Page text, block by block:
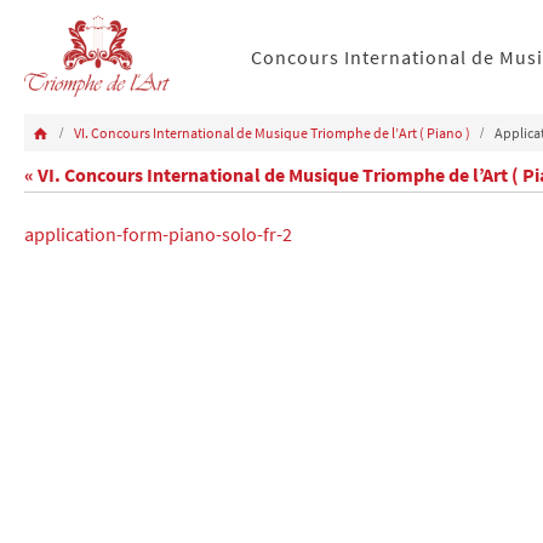
Concours International de
VI. Concours International de Musique Triomphe de l’Art ( Piano )
« VI. Concours International de Musique Triomphe de l’Art (
application-form-piano-solo-fr-2